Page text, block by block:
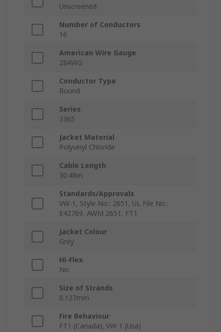
Unscreened
Number of Conductors
16
American Wire Gauge
28AWG
Conductor Type
Round
Series
3365
Jacket Material
Polyvinyl Chloride
Cable Length
30.48m
Standards/Approvals
VW-1, Style No.: 2651, UL File No.:
E42769, AWM 2651, FT1
Jacket Colour
Grey
Hi-Flex
No
Size of Strands
0.127mm
Fire Behaviour
FT1 (Canada), VW-1 (Usa)